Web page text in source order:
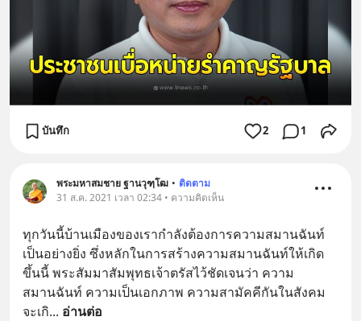
บันทึก 2 1
พระมหาสมชาย ฐานวุฑฺโฒ • ติดตาม
31 ส.ค. 2021 เวลา 02:34 • ความคิดเห็น
ทุกวันนี้บ้านเมืองของเรากำลังต้องการความสมานฉันท์
เป็นอย่างยิ่ง ซึ่งหลักในการสร้างความสมานฉันท์ให้เกิด
ขึ้นนี้ พระสัมมาสัมพุทธเจ้าตรัสไว้ชัดเจนว่า ความ
สมานฉันท์ ความเป็นเอกภาพ ความสามัคคีกันในสังคม
จะเกิ... อ่านต่อ